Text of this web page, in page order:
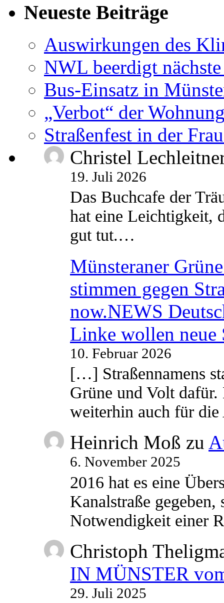
Neueste Beiträge
Auswirkungen des
NWL beerdigt
Bus-Einsatz in
„Verbot“ der
Straßenfest in der
Christel
19. Juli 2026
Das Buchcafe der
hat eine Leichtigkeit,
gut tut.…
Münsteraner
stimmen gegen
now.NEWS
Linke wollen neue
10. Februar 2026
[…] Straßennamens
Grüne und Volt
weiterhin auch für
Heinrich Moß zu
6. November 2025
2016 hat es eine
Kanalstraße
Notwendigkeit einer
Christoph
IN MÜNSTER
29. Juli 2025